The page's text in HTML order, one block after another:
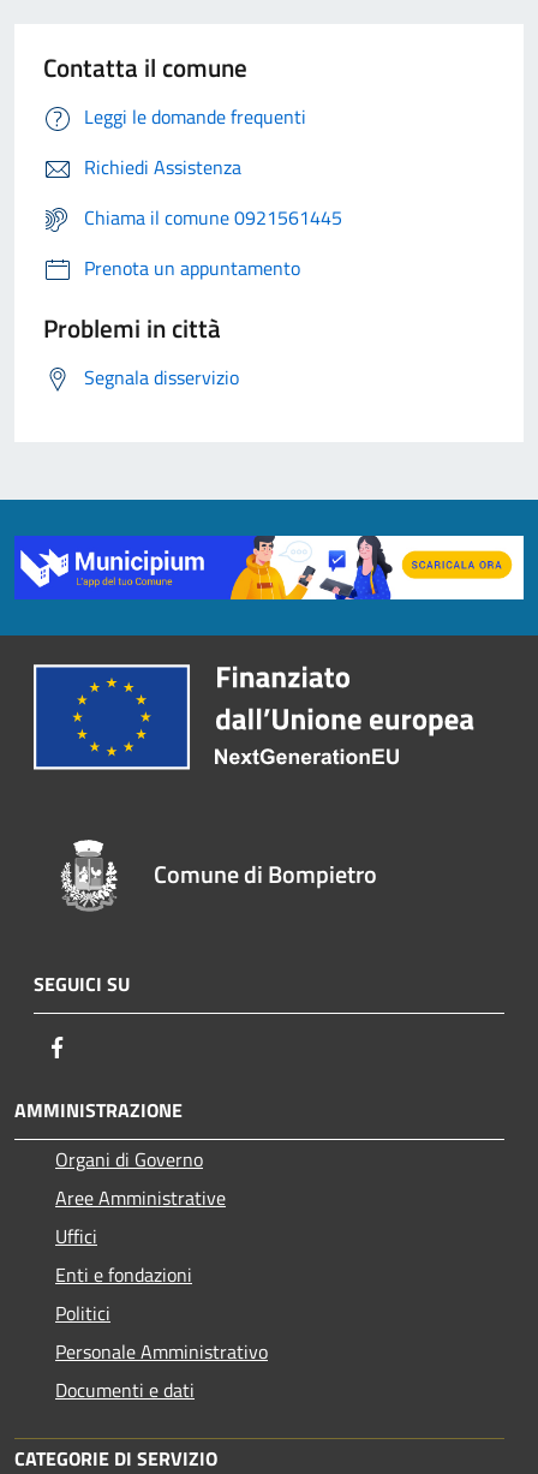
Contatta il comune
Leggi le domande frequenti
Richiedi Assistenza
Chiama il comune 0921561445
Prenota un appuntamento
Problemi in città
Segnala disservizio
Comune di Bompietro
SEGUICI SU
AMMINISTRAZIONE
Organi di Governo
Aree Amministrative
Uffici
Enti e fondazioni
Politici
Personale Amministrativo
Documenti e dati
CATEGORIE DI SERVIZIO